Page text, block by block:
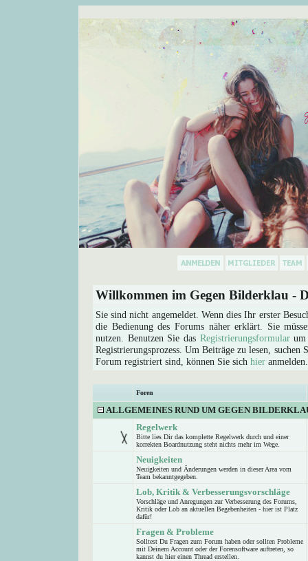
Willkommen im Gegen Bilderklau -
Sie sind nicht angemeldet. Wenn dies Ihr erster
die Bedienung des Forums näher erklärt. Sie
nutzen. Benutzen Sie das Registrierungsformularum
Registrierungsprozess. Um Beiträge zu lesen,
Forum registriert sind, können Sie sich hier anmelden.
Foren
ALLGEMEINES RUND UM GEGEN
Regelwerk
Bitte lies Dir das komplette Regelwerk durch und einer
korrekten Boardnutzung steht nichts mehr im Wege.
Neuigkeiten
Neuigkeiten und Änderungen werden in dieser Area vom
Team bekanntgegeben.
Lob, Kritik & Verbesserungsvorschläge
Vorschläge und Anregungen zur Verbesserung des Forums,
Kritik oder Lob an aktuellen Begebenheiten - hier ist Platz
dafür!
Fragen & Probleme
Solltest Du Fragen zum Forum haben oder sollten Probleme
mit Deinem Account oder der Forensoftware auftreten, so
kannst du hier einen Thread erstellen.